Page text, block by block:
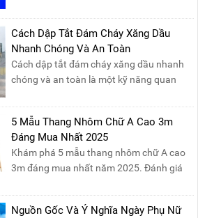
phần quà siêu hấp dẫn và mua sắm
những sản phẩm thang chính hãng với
mức giá không thể tốt hơn!Tham gia
Mega Live, bạn sẽ nhận được gì?...
Cách Dập Tắt Đám Cháy Xăng Dầu
Nhanh Chóng Và An Toàn
Cách dập tắt đám cháy xăng dầu nhanh
chóng và an toàn là một kỹ năng quan
cháy xăng dầu rất dễ lan rộng và gây thiệt
hại nghiêm trọng nếu không được xử lý kịp
thời. Vì vậy, việc hiểu rõ các phương pháp
dập tắt...
5 Mẫu Thang Nhôm Chữ A Cao 3m
Đáng Mua Nhất 2025
Khám phá 5 mẫu thang nhôm chữ A cao
3m đáng mua nhất năm 2025. Đánh giá
sản phẩm phù hợp!
Nguồn Gốc Và Ý Nghĩa Ngày Phụ Nữ